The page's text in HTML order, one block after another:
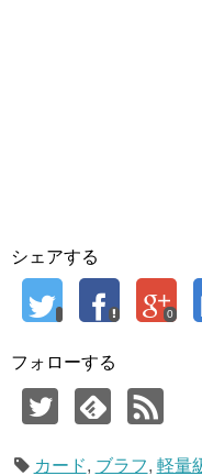
シェアする
0
フォローする
カード, ブラフ, 軽量